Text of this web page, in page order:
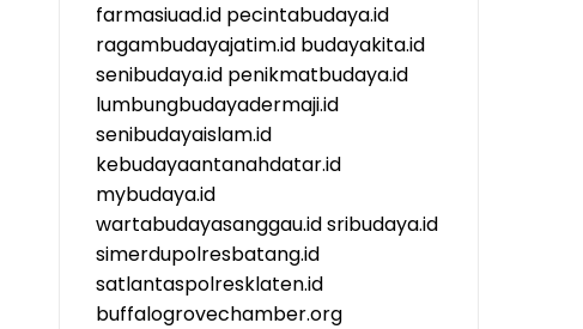
farmasiuad.id pecintabudaya.id
ragambudayajatim.id budayakita.id
senibudaya.id penikmatbudaya.id
lumbungbudayadermaji.id
senibudayaislam.id
kebudayaantanahdatar.id
mybudaya.id
wartabudayasanggau.idsribudaya.id
simerdupolresbatang.id
satlantaspolresklaten.id
buffalogrovechamber.org